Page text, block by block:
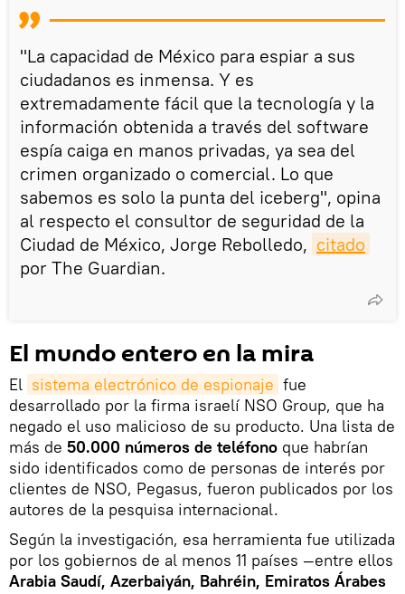
"La capacidad de México para espiar a sus
ciudadanos es inmensa. Y es
extremadamente fácil que la tecnología y la
información obtenida a través del software
espía caiga en manos privadas, ya sea del
crimen organizado o comercial. Lo que
sabemos es solo la punta del iceberg", opina
al respecto el consultor de seguridad de la
Ciudad de México, Jorge Rebolledo, citado
por The Guardian.
El mundo entero en la mira
El sistema electrónico de espionaje fue
desarrollado por la firma israelí NSO Group, que ha
negado el uso malicioso de su producto. Una lista de
más de 50.000 números de teléfono que habrían
sido identificados como de personas de interés por
clientes de NSO, Pegasus, fueron publicados por los
autores de la pesquisa internacional.
Según la investigación, esa herramienta fue utilizada
por los gobiernos de al menos 11 países —entre ellos
Arabia Saudí, Azerbaiyán, Bahréin, Emiratos Árabes